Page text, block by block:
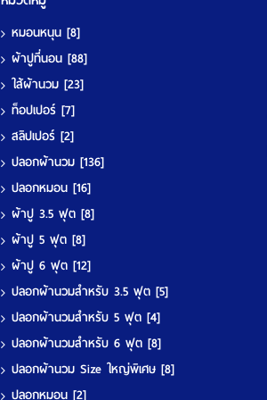
หมอนหนุน [8]
ผ้าปูที่นอน [88]
ใส้ผ้านวม [23]
ท็อปเปอร์ [7]
สลิปเปอร์ [2]
ปลอกผ้านวม [136]
ปลอกหมอน [16]
ผ้าปู 3.5 ฟุต [8]
ผ้าปู 5 ฟุต [8]
ผ้าปู 6 ฟุต [12]
ปลอกผ้านวมสำหรับ 3.5 ฟุต [5]
ปลอกผ้านวมสำหรับ 5 ฟุต [4]
ปลอกผ้านวมสำหรับ 6 ฟุต [8]
ปลอกผ้านวม Size ใหญ่พิเศษ [8]
ปลอกหมอน [2]